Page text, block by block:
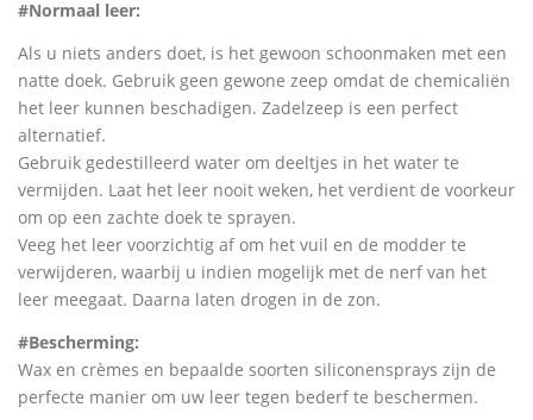
#Normaal leer:
Als u niets anders doet, is het gewoon schoonmaken met een
natte doek. Gebruik geen gewone zeep omdat de chemicaliën
het leer kunnen beschadigen. Zadelzeep is een perfect
alternatief.
Gebruik gedestilleerd water om deeltjes in het water te
vermijden. Laat het leer nooit weken, het verdient de voorkeur
om op een zachte doek te sprayen.
Veeg het leer voorzichtig af om het vuil en de modder te
verwijderen, waarbij u indien mogelijk met de nerf van het
leer meegaat. Daarna laten drogen in de zon.
#Bescherming:
Wax en crèmes en bepaalde soorten siliconensprays zijn de
perfecte manier om uw leer tegen bederf te beschermen.